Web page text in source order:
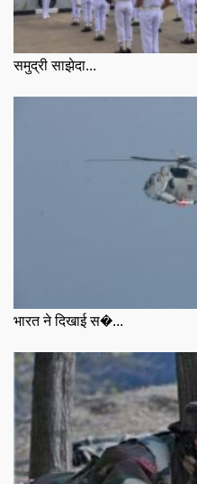
समुद्री साझेदा...
भारत ने दिखाई स�...